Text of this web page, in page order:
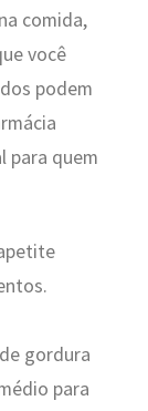
comida,
você
podem
para quem
gordura
para